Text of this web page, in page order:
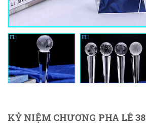
KỶ NIỆM CHƯƠNG PHA LÊ 38